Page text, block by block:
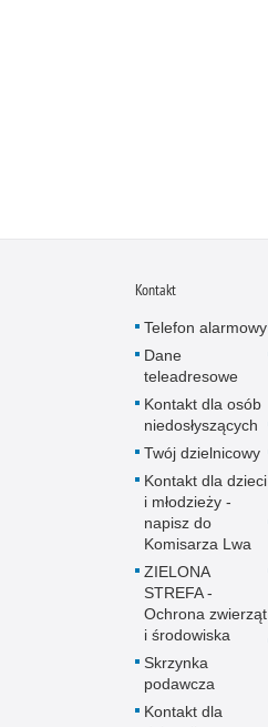
Kontakt
Telefon alarmowy
Dane
teleadresowe
Kontakt dla osób
niedosłyszących
Twój dzielnicowy
Kontakt dla dzieci
i młodzieży -
napisz do
Komisarza Lwa
ZIELONA
STREFA -
Ochrona zwierząt
i środowiska
Skrzynka
podawcza
Kontakt dla